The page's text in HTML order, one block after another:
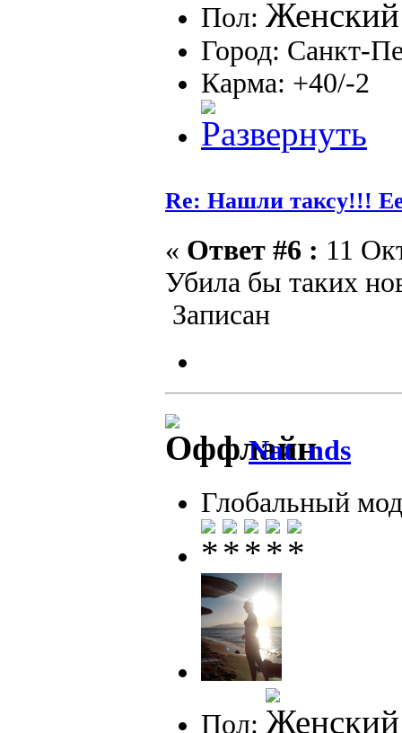
Пол:
Город: Санкт-
Карма: +40/-2
Re: Нашли таксу!!!
« Ответ #6 : 11
Убила бы таких
Записан
Nat_nds
Глобальный
Пол: